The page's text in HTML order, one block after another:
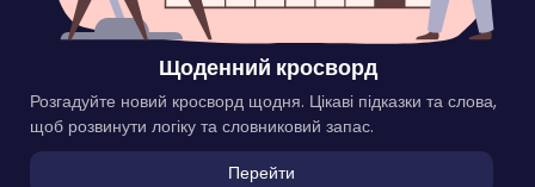
Щоденний кросворд
Розгадуйте новий кросворд щодня. Цікаві підказки та слова,
щоб розвинути логіку та словниковий запас.
Перейти